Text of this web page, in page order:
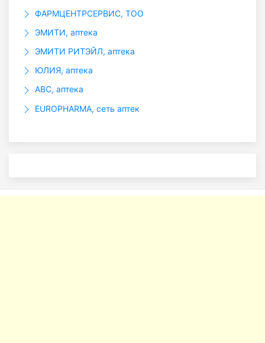
ФАРМЦЕНТРСЕРВИС, ТОО
ЭМИТИ, аптека
ЭМИТИ РИТЭЙЛ, аптека
ЮЛИЯ, аптека
ABC, аптека
EUROPHARMA, сеть аптек